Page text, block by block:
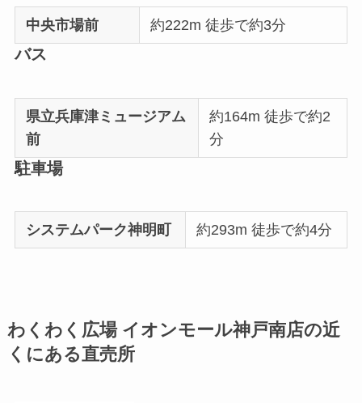
中央市場前 約222m 徒歩で約3分
バス
県立兵庫津ミュージアム
前
約164m 徒歩で約2
分
駐車場
システムパーク神明町 約293m 徒歩で約4分
わくわく広場 イオンモール神戸南店の近
くにある直売所